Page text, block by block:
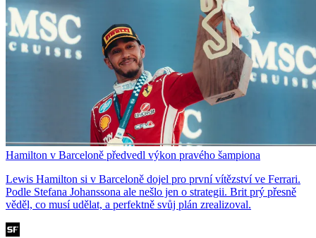
Hamilton v Barceloně předvedl výkon pravého šampiona
Lewis Hamilton si v Barceloně dojel pro první vítězství ve Ferrari.
Podle Stefana Johanssona ale nešlo jen o strategii. Brit prý přesně
věděl, co musí udělat, a perfektně svůj plán zrealizoval.